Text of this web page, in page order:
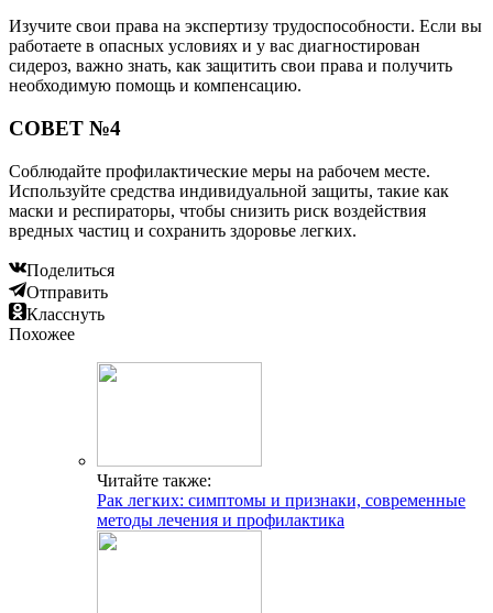
Изучите свои права на экспертизу трудоспособности. Если вы
работаете в опасных условиях и у вас диагностирован
сидероз, важно знать, как защитить свои права и получить
необходимую помощь и компенсацию.
СОВЕТ №4
Соблюдайте профилактические меры на рабочем месте.
Используйте средства индивидуальной защиты, такие как
маски и респираторы, чтобы снизить риск воздействия
вредных частиц и сохранить здоровье легких.
Поделиться
Отправить
Класснуть
Похожее
Читайте также:
Рак легких: симптомы и признаки, современные
методы лечения и профилактика